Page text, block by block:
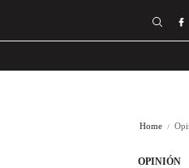
Home
OPINIÓN